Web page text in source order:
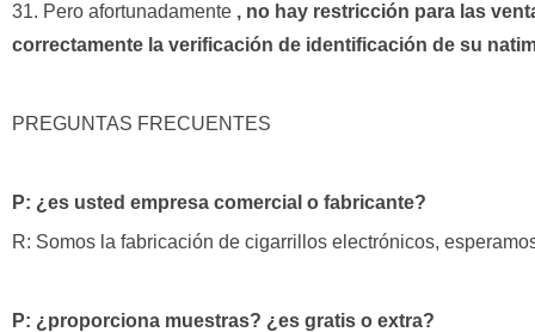
31. Pero afortunadamente , no hay restricción para las
correctamente la verificación de identificación de su
PREGUNTAS FRECUENTES
P: ¿es usted empresa comercial o fabricante?
R: Somos la fabricación de cigarrillos electrónicos,
P: ¿proporciona muestras? ¿es gratis o extra?